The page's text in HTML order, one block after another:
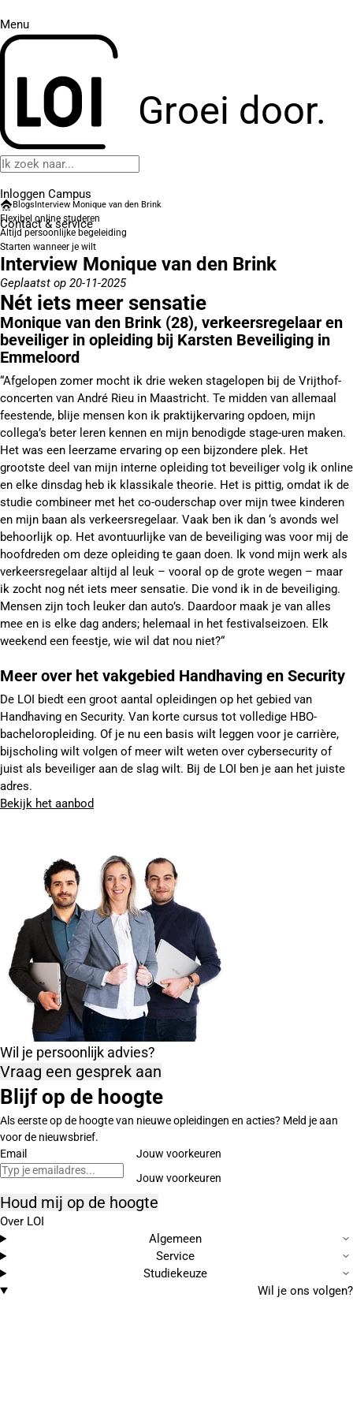
Menu
Groei door.
Inloggen Campus
Contact& service
BlogsInterview Monique van den Brink
Flexibel online studeren
Altijd persoonlijke begeleiding
Starten wanneer je wilt
Interview Monique van den Brink
Geplaatst op 20-11-2025
Nét iets meer sensatie
Monique van den Brink (28), verkeersregelaar en
beveiliger in opleiding bij Karsten Beveiliging in
Emmeloord
“Afgelopen zomer mocht ik drie weken stagelopen bij de Vrijthof-
concerten van André Rieu in Maastricht. Te midden van allemaal
feestende, blije mensen kon ik praktijkervaring opdoen, mijn
collega’s beter leren kennen en mijn benodigde stage-uren maken.
Het was een leerzame ervaring op een bijzondere plek. Het
grootste deel van mijn interne opleiding tot beveiliger volg ik online
en elke dinsdag heb ik klassikale theorie. Het is pittig, omdat ik de
studie combineer met het co-ouderschap over mijn twee kinderen
en mijn baan als verkeersregelaar. Vaak ben ik dan ‘s avonds wel
behoorlijk op. Het avontuurlijke van de beveiliging was voor mij de
hoofdreden om deze opleiding te gaan doen. Ik vond mijn werk als
verkeersregelaar altijd al leuk – vooral op de grote wegen – maar
ik zocht nog nét iets meer sensatie. Die vond ik in de beveiliging.
Mensen zijn toch leuker dan auto’s. Daardoor maak je van alles
mee en is elke dag anders; helemaal in het festivalseizoen. Elk
weekend een feestje, wie wil dat nou niet?“
Meer over het vakgebied Handhaving en Security
De LOI biedt een groot aantal opleidingen op het gebied van
Handhaving en Security. Van korte cursus tot volledige HBO-
bacheloropleiding. Of je nu een basis wilt leggen voor je carrière,
bijscholing wilt volgen of meer wilt weten over cybersecurity of
juist als beveiliger aan de slag wilt. Bij de LOI ben je aan het juiste
adres.
Bekijk het aanbod
Wil je persoonlijk advies?
Vraag een gesprek aan
Blijf op de hoogte
Als eerste op de hoogte van nieuwe opleidingen en acties? Meld je aan
voor de nieuwsbrief.
Email
Jouw voorkeuren
Houd mij op de hoogte
Over LOI
Algemeen
Service
Studiekeuze
Wil je ons volgen?